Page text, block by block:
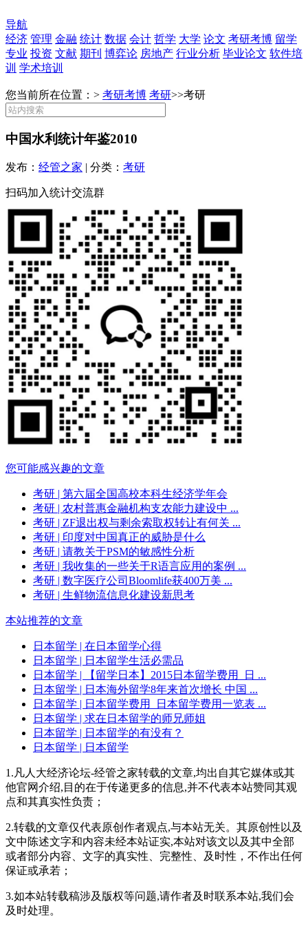
导航
经济 管理 金融 统计 数据 会计 哲学 大学 论文 考研考博 留学
专业 投资 文献 期刊 博弈论 房地产 行业分析 毕业论文 软件培
训 学术培训
您当前所在位置：> 考研考博 考研>>考研
中国水利统计年鉴2010
发布： 经管之家 | 分类： 考研
扫码加入统计交流群
您可能感兴趣的文章
考研 | 第六届全国高校本科生经济学年会
考研 | 农村普惠金融机构支农能力建设中 ...
考研 | ZF退出权与剩余索取权转让有何关 ...
考研 | 印度对中国真正的威胁是什么
考研 | 请教关于PSM的敏感性分析
考研 | 我收集的一些关于R语言应用的案例 ...
考研 | 数字医疗公司Bloomlife获400万美 ...
考研 | 生鲜物流信息化建设新思考
本站推荐的文章
日本留学 | 在日本留学心得
日本留学 | 日本留学生活必需品
日本留学 | 【留学日本】2015日本留学费用_日 ...
日本留学 | 日本海外留学8年来首次增长 中国 ...
日本留学 | 日本留学费用_日本留学费用一览表 ...
日本留学 | 求在日本留学的师兄师姐
日本留学 | 日本留学的有没有？
日本留学 | 日本留学
1.凡人大经济论坛-经管之家转载的文章,均出自其它媒体或其
他官网介绍,目的在于传递更多的信息,并不代表本站赞同其观
点和其真实性负责；
2.转载的文章仅代表原创作者观点,与本站无关。其原创性以及
文中陈述文字和内容未经本站证实,本站对该文以及其中全部
或者部分内容、文字的真实性、完整性、及时性，不作出任何
保证或承若；
3.如本站转载稿涉及版权等问题,请作者及时联系本站,我们会
及时处理。